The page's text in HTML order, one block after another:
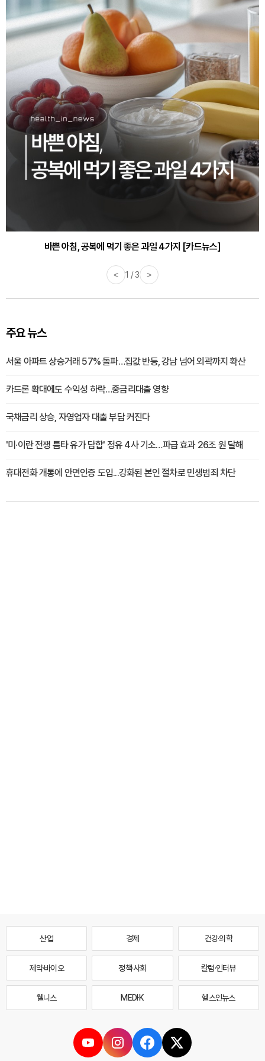
바쁜 아침, 공복에 먹기 좋은 과일 4가지 [카드뉴스]
< 1 / 3 >
주요 뉴스
서울 아파트 상승거래 57% 돌파…집값 반등, 강남 넘어 외곽까지 확산
카드론 확대에도 수익성 하락…중금리대출 영향
국채금리 상승, 자영업자 대출 부담 커진다
'미·이란 전쟁 틈타 유가 담합' 정유 4사 기소…파급 효과 26조 원 달해
휴대전화 개통에 안면인증 도입...강화된 본인 절차로 민생범죄 차단
산업 경제 건강·의학
제약·바이오 정책·사회 칼럼·인터뷰
웰니스 MEDI·K 헬스인뉴스